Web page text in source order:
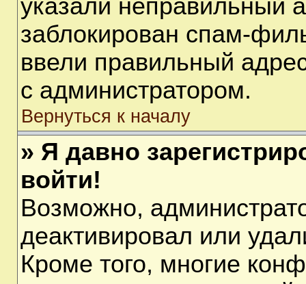
указали неправильный
заблокирован спам-
ввели правильный
с администратором.
Вернуться к началу
» Я давно
войти!
Возможно,
деактивировал или
Кроме того, многие